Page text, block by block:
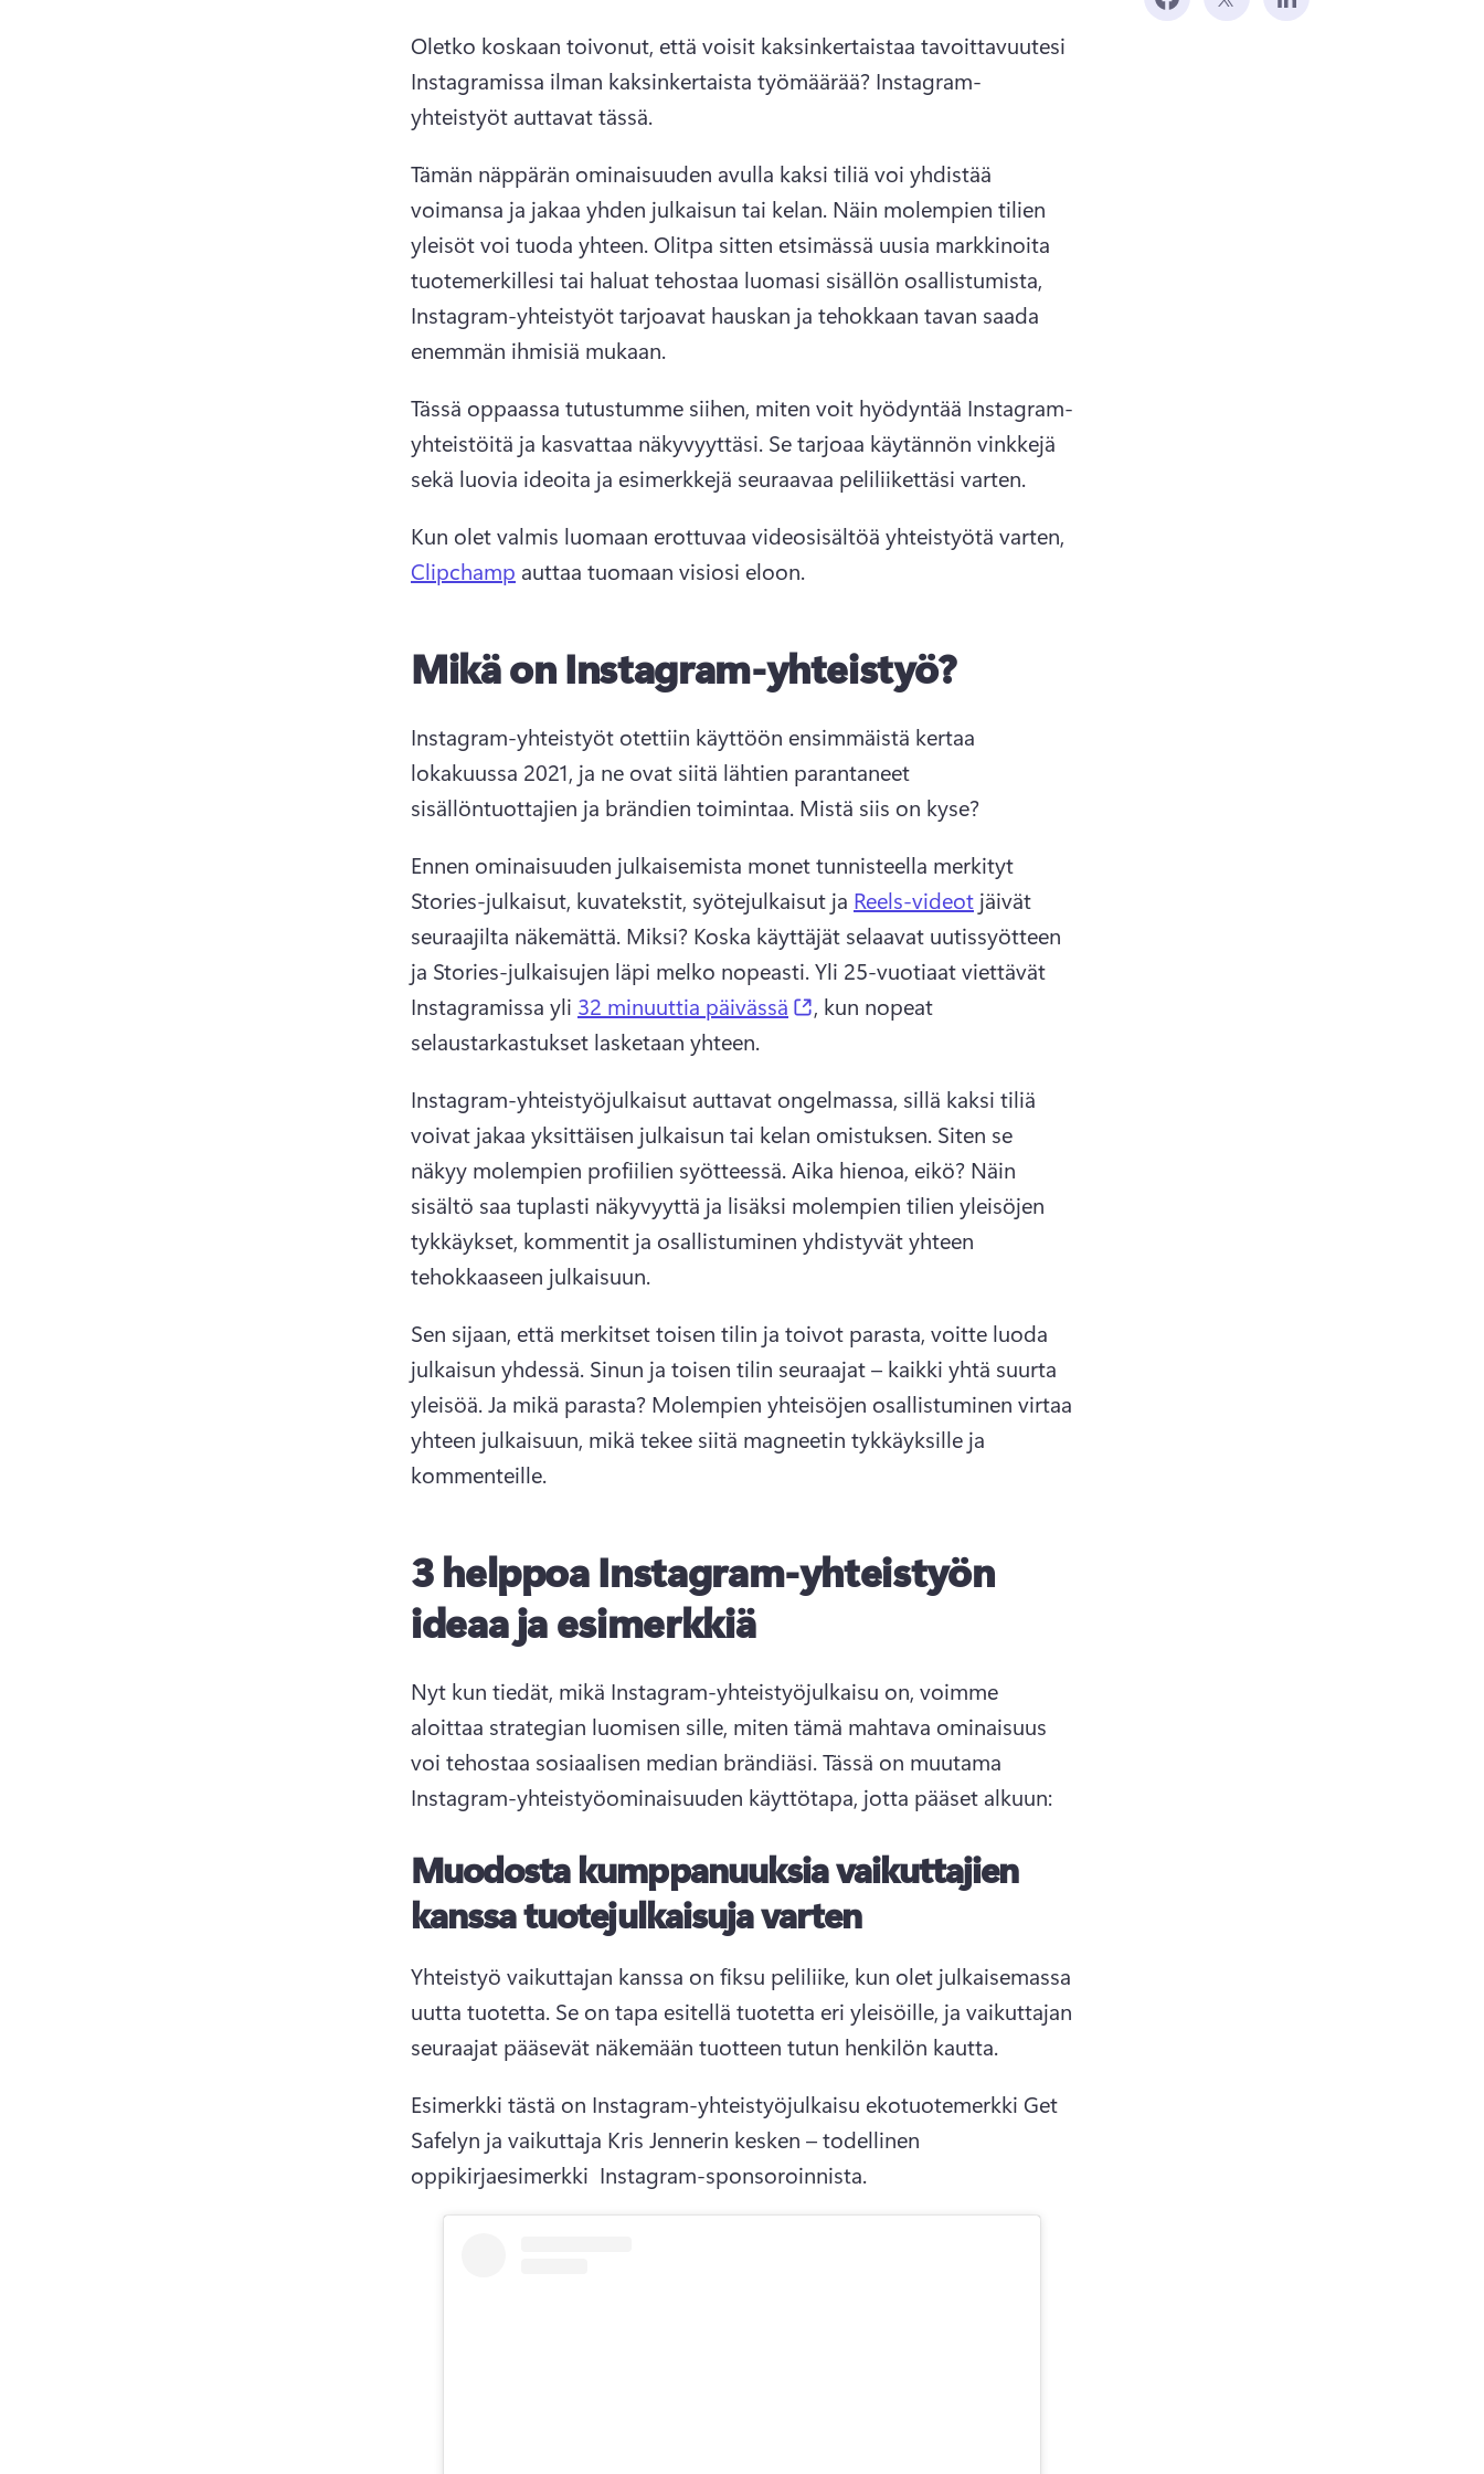
Oletko koskaan toivonut, että voisit kaksinkertaistaa tavoittavuutesi
Instagramissa ilman kaksinkertaista työmäärää? Instagram-
yhteistyöt auttavat tässä.
Tämän näppärän ominaisuuden avulla kaksi tiliä voi yhdistää
voimansa ja jakaa yhden julkaisun tai kelan. Näin molempien tilien
yleisöt voi tuoda yhteen. Olitpa sitten etsimässä uusia markkinoita
tuotemerkillesi tai haluat tehostaa luomasi sisällön osallistumista,
Instagram-yhteistyöt tarjoavat hauskan ja tehokkaan tavan saada
enemmän ihmisiä mukaan.
Tässä oppaassa tutustumme siihen, miten voit hyödyntää Instagram-
yhteistöitä ja kasvattaa näkyvyyttäsi. Se tarjoaa käytännön vinkkejä
sekä luovia ideoita ja esimerkkejä seuraavaa peliliikettäsi varten.
Kun olet valmis luomaan erottuvaa videosisältöä yhteistyötä varten,
Clipchamp auttaa tuomaan visiosi eloon.
Mikä on Instagram-yhteistyö?
Instagram-yhteistyöt otettiin käyttöön ensimmäistä kertaa
lokakuussa 2021, ja ne ovat siitä lähtien parantaneet
sisällöntuottajien ja brändien toimintaa. Mistä siis on kyse?
Ennen ominaisuuden julkaisemista monet tunnisteella merkityt
Stories-julkaisut, kuvatekstit, syötejulkaisut ja Reels-videot jäivät
seuraajilta näkemättä. Miksi? Koska käyttäjät selaavat uutissyötteen
ja Stories-julkaisujen läpi melko nopeasti. Yli 25-vuotiaat viettävät
Instagramissa yli 32 minuuttia päivässä (opens in a new tab)
, kun nopeat
selaustarkastukset lasketaan yhteen.
Instagram-yhteistyöjulkaisut auttavat ongelmassa, sillä kaksi tiliä
voivat jakaa yksittäisen julkaisun tai kelan omistuksen. Siten se
näkyy molempien profiilien syötteessä. Aika hienoa, eikö? Näin
sisältö saa tuplasti näkyvyyttä ja lisäksi molempien tilien yleisöjen
tykkäykset, kommentit ja osallistuminen yhdistyvät yhteen
tehokkaaseen julkaisuun.
Sen sijaan, että merkitset toisen tilin ja toivot parasta, voitte luoda
julkaisun yhdessä. Sinun ja toisen tilin seuraajat – kaikki yhtä suurta
yleisöä. Ja mikä parasta? Molempien yhteisöjen osallistuminen virtaa
yhteen julkaisuun, mikä tekee siitä magneetin tykkäyksille ja
kommenteille.
3 helppoa Instagram-yhteistyön
ideaa ja esimerkkiä
Nyt kun tiedät, mikä Instagram-yhteistyöjulkaisu on, voimme
aloittaa strategian luomisen sille, miten tämä mahtava ominaisuus
voi tehostaa sosiaalisen median brändiäsi. Tässä on muutama
Instagram-yhteistyöominaisuuden käyttötapa, jotta pääset alkuun:
Muodosta kumppanuuksia vaikuttajien
kanssa tuotejulkaisuja varten
Yhteistyö vaikuttajan kanssa on fiksu peliliike, kun olet julkaisemassa
uutta tuotetta. Se on tapa esitellä tuotetta eri yleisöille, ja vaikuttajan
seuraajat pääsevät näkemään tuotteen tutun henkilön kautta.
Esimerkki tästä on Instagram-yhteistyöjulkaisu ekotuotemerkki Get
Safelyn ja vaikuttaja Kris Jennerin kesken – todellinen
oppikirjaesimerkki Instagram-sponsoroinnista.